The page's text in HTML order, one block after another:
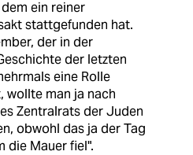
ein reiner
stattgefunden hat.
der in der
der letzten
eine Rolle
wollte man ja nach
Zentralrats der Juden
obwohl das ja der Tag
die Mauer fiel".